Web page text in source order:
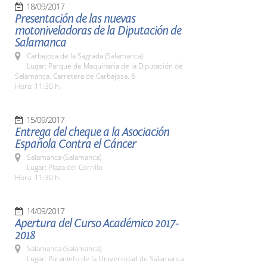
18/09/2017
Presentación de las nuevas
motoniveladoras de la Diputación de
Salamanca
Carbajosa de la Sagrada (Salamanca)
Lugar: Parque de Maquinaria de la Diputación de
Salamanca. Carretera de Carbajosa, 6
Hora: 11:30 h.
15/09/2017
Entrega del cheque a la Asociación
Española Contra el Cáncer
Salamanca (Salamanca)
Lugar: Plaza del Corrillo
Hora: 11:30 h.
14/09/2017
Apertura del Curso Académico 2017-
2018
Salamanca (Salamanca)
Lugar: Paraninfo de la Universidad de Salamanca